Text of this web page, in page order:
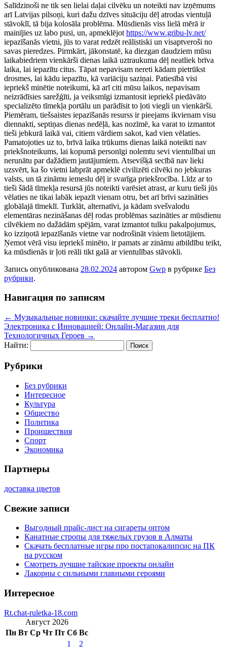
Salīdzinoši ne tik sen lielai daļai cilvēku un noteikti nav izņēmums
arī Latvijas pilsoņi, kuri dažu dzīves situāciju dēļ atrodas vientuļā
stāvoklī, tā bija kolosāla problēma. Mūsdienās viss lielā mērā ir
mainījies uz labo pusi, un, apmeklējot https://www.gribu-lv.net/
iepazīšanās vietni, jūs to varat redzēt reālistiski un visaptveroši no
savas pieredzes. Pirmkārt, jākonstatē, ka diezgan daudziem mūsu
laikabiedriem vienkārši dienas laikā uztraukuma dēļ neatliek brīva
laika, lai iepazītu citus. Tāpat nepavisam nereti kādam pietrūkst
drosmes, lai kādu iepazītu, kā variāciju saziņai. Patiesībā visi
iepriekš minētie noteikumi, kā arī citi mūsu laikos, nepavisam
neizrādīsies sarežģīti, ja veiksmīgi izmantosit iepriekš piedāvāto
specializēto tīmekļa portālu un parādīsit to ļoti viegli un vienkārši.
Piemēram, tiešsaistes iepazīšanās resurss ir pieejams ikvienam visu
diennakti, septiņas dienas nedēļā, kas nozīmē, ka varat to izmantot
tieši jebkurā laikā vai, citiem vārdiem sakot, kad vien vēlaties.
Pamatojoties uz to, brīvā laika trūkums dienas laikā noteikti nav
priekšnoteikums, lai kopumā personīgi nolemtu sevi vientulībai un
nerunātu par dažādiem jautājumiem. Atsevišķā secībā nav lieki
uzsvērt, ka šo vietni labprāt apmeklē civilizēti cilvēki no jebkuras
valsts, un tā zināmu iemeslu dēļ ir svarīga priekšrocība. Līdz ar to
tieši šādā tīmekļa resursā jūs noteikti varēsiet atrast, ar kuru tieši jūs
vēlaties ne tikai labāk iepazīt vienam otru, bet arī brīvi sazināties
globālajā tīmeklī. Turklāt, alternatīvi, ja kādam svešvalodu
elementāras nezināšanas dēļ rodas problēmas sazināties ar mūsdienu
cilvēkiem no dažādām spējām, varat izmantot tulku pakalpojumus,
ko izziņotā iepazīšanās vietne var nodrošināt visiem lietotājiem.
Ņemot vērā visu iepriekš minēto, ir pamats ar zināmu atbildību teikt,
ka mūsdienās ir ļoti reāli tikt galā ar vientulības stāvokli.
Запись опубликована 28.02.2024 автором Gwp в рубрике Без
рубрики.
Навигация по записям
← Музыкальные новинки: скачайте лучшие треки бесплатно!
Электроника с Инновацией: Онлайн-Магазин для
Технологичных Героев →
Найти:
Рубрики
Без рубрики
Интересное
Культура
Общество
Политика
Проишествия
Спорт
Экономика
Партнеры
доставка цветов
Свежие записи
Выгодный прайс-лист на сигареты оптом
Канатные стропы для тяжелых грузов в Алматы
Скачать бесплатные игры про постапокалипсис на ПК
на русском
Смотреть лучшие тайские проекты онлайн
Лакорны с сильными главными героями
Интересное
Rt.chat-ruletka-18.com
Август 2026
Пн Вт Ср Чт Пт Сб Вс
1
2